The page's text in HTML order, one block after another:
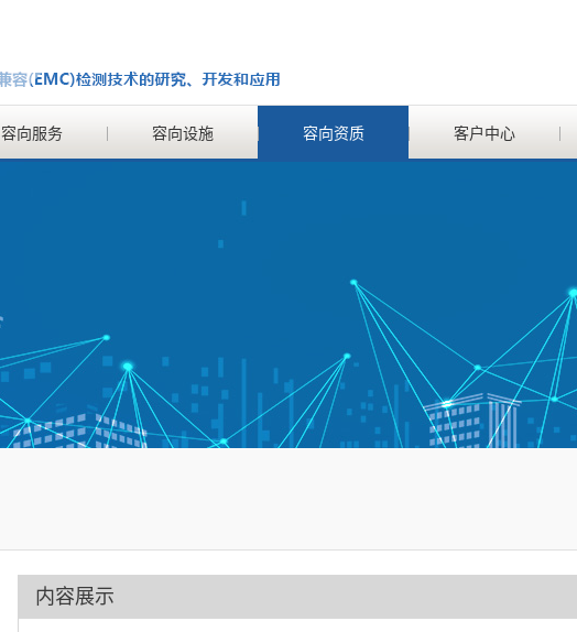
容向服务 容向设施 容向资质 客户中心
内容展示